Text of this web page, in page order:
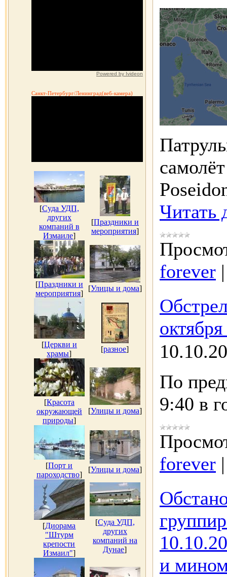
Powered by Ivideon
Санкт-Петербург/Ленинград(веб-камера)
[Суда УДП,
других
компаний в
Измаиле]
[Праздники и
мероприятия]
[Праздники и
мероприятия]
[Улицы и дома]
[Церкви и
храмы]
[разное]
[Красота
окружающей
природы]
[Улицы и дома]
[Порт и
пароходство]
[Улицы и дома]
[Диорама
"Штурм
крепости
Измаил"]
[Суда УДП,
других
компаний на
Дунае]
Читать
forever
По
9:40 в
forever
и